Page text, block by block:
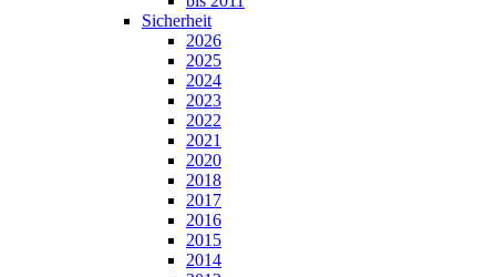
Sicherheit
2026
2025
2024
2023
2022
2021
2020
2018
2017
2016
2015
2014